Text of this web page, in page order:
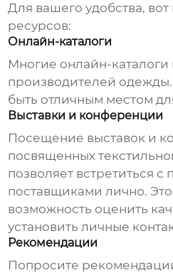
Для вашего удобства,
ресурсов:
Онлайн-каталоги
Многие онлайн-
производителей
быть отличным местом
Выставки и конференции
Посещение выставок и
посвященных
позволяет встретиться
поставщиками лично.
возможность оценить
установить личные
Рекомендации
Попросите